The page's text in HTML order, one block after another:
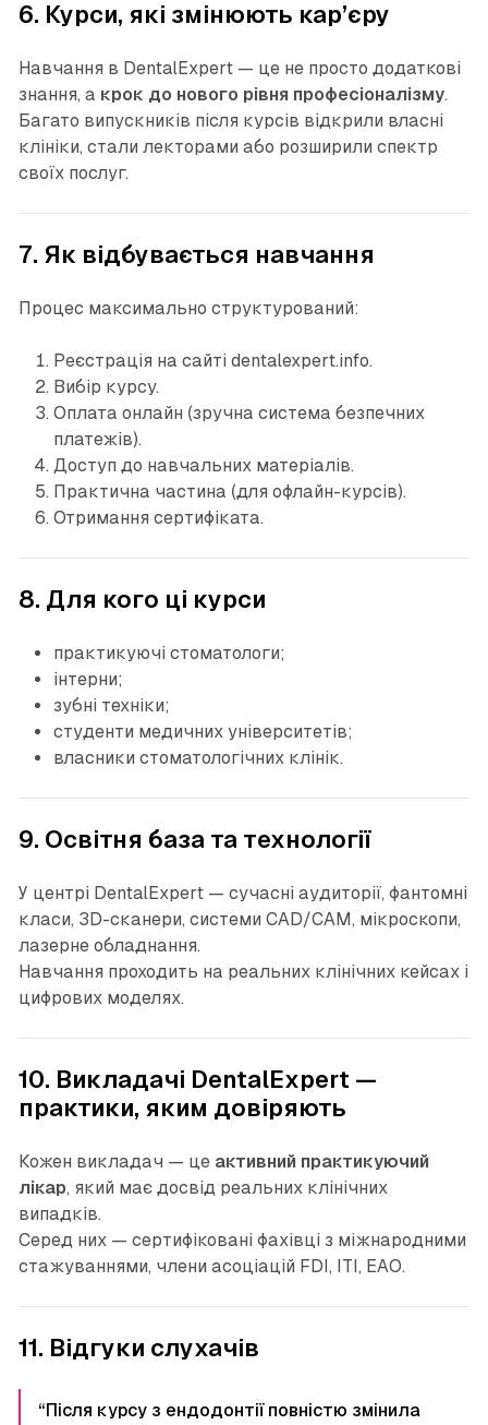
6. Курси, які змінюють кар’єру
Навчання в DentalExpert — це не просто додаткові
знання, а крок до нового рівня професіоналізму.
Багато випускників після курсів відкрили власні
клініки, стали лекторами або розширили спектр
своїх послуг.
7. Як відбувається навчання
Процес максимально структурований:
Реєстрація на сайті dentalexpert.info.
Вибір курсу.
Оплата онлайн (зручна система безпечних
платежів).
Доступ до навчальних матеріалів.
Практична частина (для офлайн-курсів).
Отримання сертифіката.
8. Для кого ці курси
практикуючі стоматологи;
інтерни;
зубні техніки;
студенти медичних університетів;
власники стоматологічних клінік.
9. Освітня база та технології
У центрі DentalExpert — сучасні аудиторії, фантомні
класи, 3D-сканери, системи CAD/CAM, мікроскопи,
лазерне обладнання.
Навчання проходить на реальних клінічних кейсах і
цифрових моделях.
10. Викладачі DentalExpert —
практики, яким довіряють
Кожен викладач — це активний практикуючий
лікар, який має досвід реальних клінічних
випадків.
Серед них — сертифіковані фахівці з міжнародними
стажуваннями, члени асоціацій FDI, ITI, EAO.
11. Відгуки слухачів
“Після курсу з ендодонтії повністю змінила